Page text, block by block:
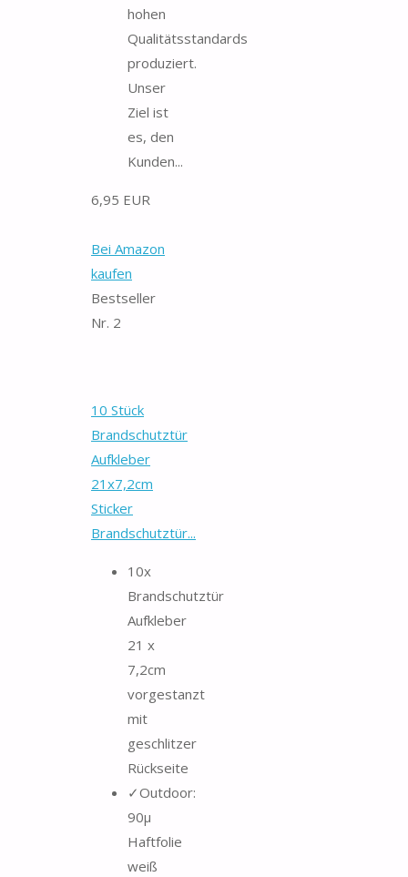
hohen
Qualitätsstandards
produziert.
Unser
Ziel ist
es, den
Kunden...
6,95 EUR
Bei Amazon
kaufen
Bestseller
Nr. 2
10 Stück
Brandschutztür
Aufkleber
21x7,2cm
Sticker
Brandschutztür...
10x
Brandschutztür
Aufkleber
21 x
7,2cm
vorgestanzt
mit
geschlitzer
Rückseite
✓Outdoor:
90µ
Haftfolie
weiß